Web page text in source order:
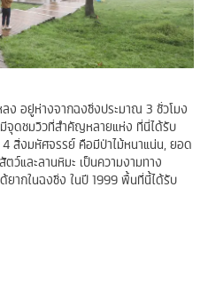
ง อยู่ห่างจากฉงชิ่งประมาณ 3 ชั่วโมง
ดชมวิวที่สำคัญหลายแห่ง ที่นี่ได้รับ
สิ่งมหัศจรรย์ คือมีป่าไม้หนาแน่น, ยอด
ว์และลานหิมะ เป็นความงามทาง
ยากในฉงชิ่ง ในปี 1999 พื้นที่นี้ได้รับ